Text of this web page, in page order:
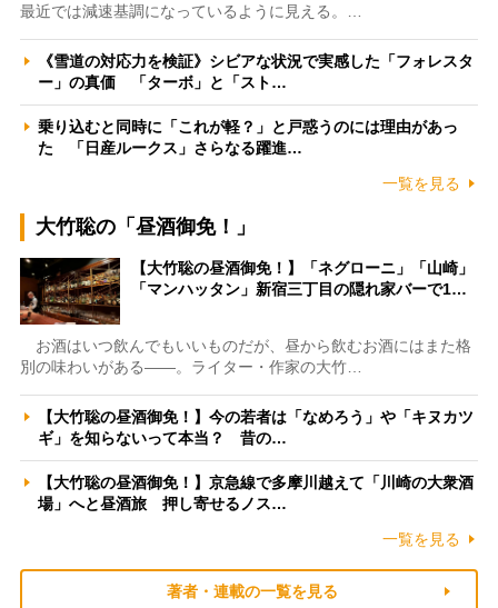
最近では減速基調になっているように見える。…
《雪道の対応力を検証》シビアな状況で実感した「フォレスタ
ー」の真価 「ターボ」と「スト…
乗り込むと同時に「これが軽？」と戸惑うのには理由があっ
た 「日産ルークス」さらなる躍進…
一覧を見る
大竹聡の「昼酒御免！」
【大竹聡の昼酒御免！】「ネグローニ」「山崎」
「マンハッタン」新宿三丁目の隠れ家バーで1…
お酒はいつ飲んでもいいものだが、昼から飲むお酒にはまた格
別の味わいがある――。ライター・作家の大竹…
【大竹聡の昼酒御免！】今の若者は「なめろう」や「キヌカツ
ギ」を知らないって本当？ 昔の…
【大竹聡の昼酒御免！】京急線で多摩川越えて「川崎の大衆酒
場」へと昼酒旅 押し寄せるノス…
一覧を見る
著者・連載の一覧を見る